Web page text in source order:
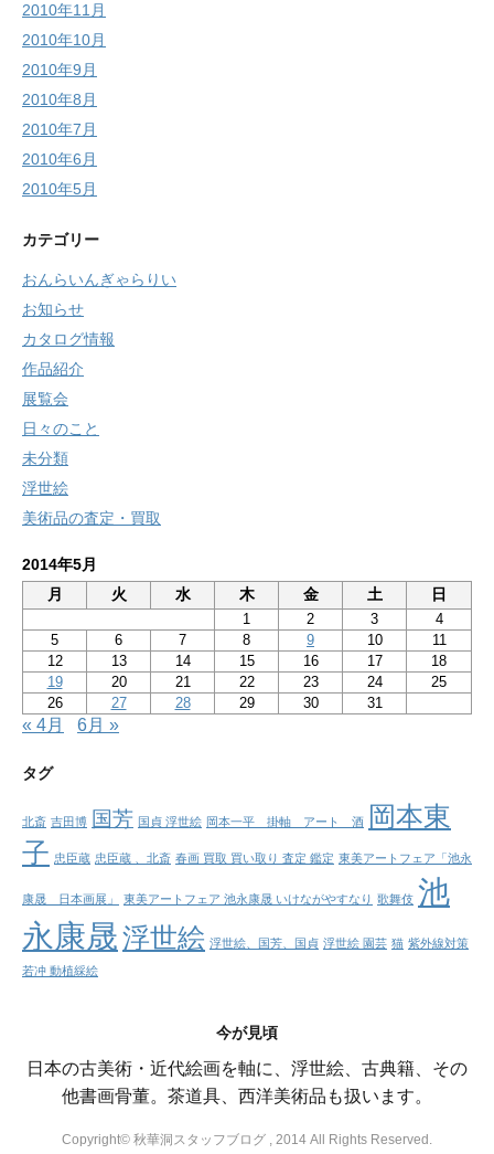
2010年11月
2010年10月
2010年9月
2010年8月
2010年7月
2010年6月
2010年5月
カテゴリー
おんらいんぎゃらりい
お知らせ
カタログ情報
作品紹介
展覧会
日々のこと
未分類
浮世絵
美術品の査定・買取
2014年5月
月
火 水 木 金 土 日
1 2 3
4
5
6 7 8 9 10
11
12
13 14 15 16 17
18
19
20 21 22 23 24
25
26
27 28 29 30 31
« 4月 6月 »
タグ
北斎 吉田博 国芳 国貞 浮世絵 岡本一平 掛軸 アート 酒
岡本東
子 忠臣蔵 忠臣蔵 、北斎 春画 買取 買い取り 査定 鑑定 東美アートフェア「池永
康晟 日本画展」 東美アートフェア 池永康晟 いけながやすなり 歌舞伎 池
永康晟浮世絵 浮世絵、国芳、国貞 浮世絵 園芸 猫 紫外線対策
若冲 動植綵絵
今が見頃
日本の古美術・近代絵画を軸に、浮世絵、古典籍、その
他書画骨董。茶道具、西洋美術品も扱います。
Copyright© 秋華洞スタッフブログ , 2014 All Rights Reserved.